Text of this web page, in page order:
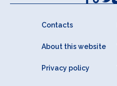
Contacts
About this website
Privacy policy